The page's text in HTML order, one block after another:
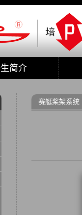
简介
赛艇桨架系统